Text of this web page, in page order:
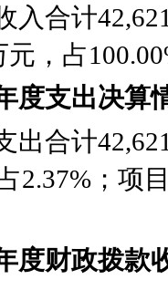
入合计
，占
度支出决算
出合计
2.37%；项
度财政拨款